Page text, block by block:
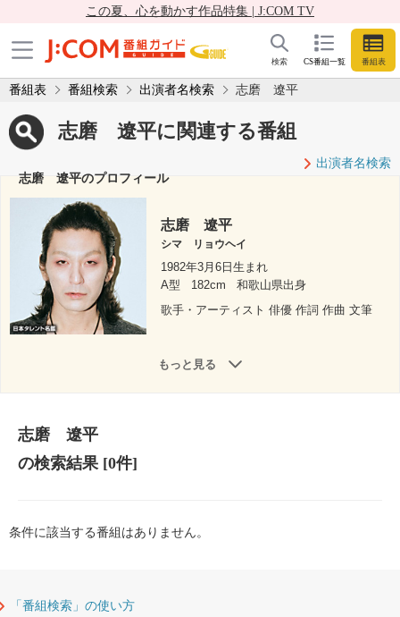
この夏、心を動かす作品特集 | J:COM TV
CS番組一覧 番組表
検索
番組表 番組検索 出演者名検索 志磨 遼平
志磨 遼平に関連する番組
出演者名検索
志磨 遼平のプロフィール
志磨 遼平
シマ リョウヘイ
1982年3月6日生まれ
A型
182cm
和歌山県出身
歌手・アーティスト 俳優 作詞 作曲 文筆
もっと見る
志磨 遼平
の検索結果[0件]
条件に該当する番組はありません。
「番組検索」の使い方